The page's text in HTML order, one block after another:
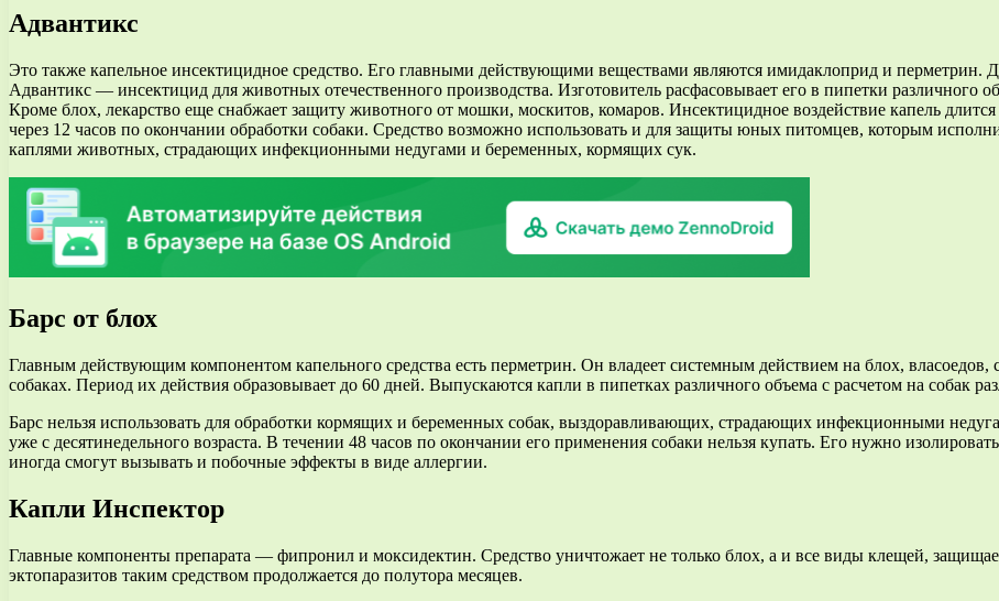
Адвантикс
Это также капельное инсектицидное средство. Его главными действующими веществами являются имидаклоприд и перметрин.
Адвантикс — инсектицид для животных отечественного производства. Изготовитель расфасовывает его в пипетки различного
Кроме блох, лекарство еще снабжает защиту животного от мошки, москитов, комаров. Инсектицидное воздействие капель
через 12 часов по окончании обработки собаки. Средство возможно использовать и для защиты юных питомцев, которым
каплями животных, страдающих инфекционными недугами и беременных, кормящих сук.
Барс от блох
Главным действующим компонентом капельного средства есть перметрин. Он владеет системным действием на блох,
собаках. Период их действия образовывает до 60 дней. Выпускаются капли в пипетках различного объема с расчетом на собак
Барс нельзя использовать для обработки кормящих и беременных собак, выздоравливающих, страдающих инфекционными
уже с десятинедельного возраста. В течении 48 часов по окончании его применения собаки нельзя купать. Его нужно
иногда смогут вызывать и побочные эффекты в виде аллергии.
Капли Инспектор
Главные компоненты препарата — фипронил и моксидектин. Средство уничтожает не только блох, а и все виды клещей,
эктопаразитов таким средством продолжается до полутора месяцев.